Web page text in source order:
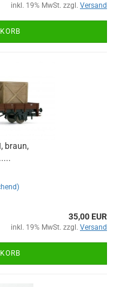
inkl. 19% MwSt. zzgl. Versand
braun,
35,00 EUR
inkl. 19% MwSt. zzgl. Versand